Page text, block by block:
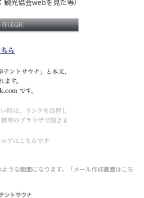
観光協会webを見た等）
うな画面になります。「メール作成画面はこち